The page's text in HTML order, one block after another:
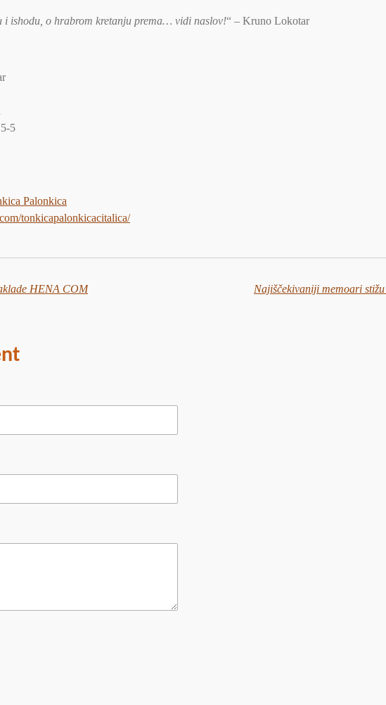
i ishodu, o hrabrom kretanju prema… vidi naslov!“ – Kruno Lokotar
5
Palonkica
tonkicapalonkicacitalica/
HENA COM Najiščekivaniji memoari